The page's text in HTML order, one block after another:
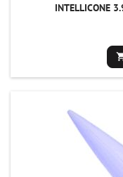
INTELLICONE